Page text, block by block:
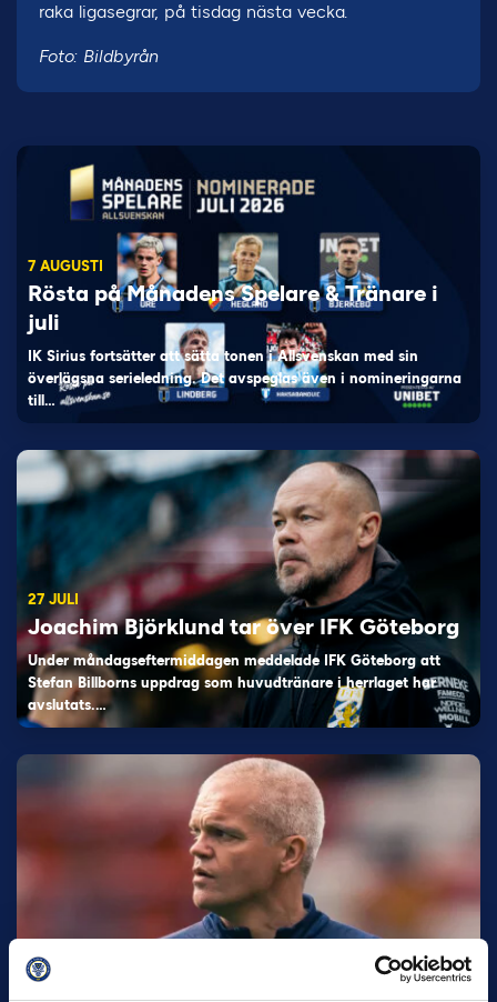
raka ligasegrar, på tisdag nästa vecka.
Foto: Bildbyrån
7 AUGUSTI
Rösta på Månadens Spelare & Tränare i
juli
IK Sirius fortsätter att sätta tonen i Allsvenskan med sin
överlägsna serieledning. Det avspeglas även i nomineringarna
till…
27 JULI
Joachim Björklund tar över IFK Göteborg
Under måndagseftermiddagen meddelade IFK Göteborg att
Stefan Billborns uppdrag som huvudtränare i herrlaget har
avslutats.…
Helstrup ny tränare i Malmö FF